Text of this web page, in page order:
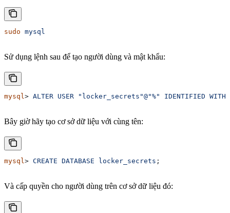
sudo mysql
Sử dụng lệnh sau để tạo người dùng và mật khẩu:
mysql> ALTER USER "locker_secrets"@"%" IDENTIFIED WITH
Bây giờ hãy tạo cơ sở dữ liệu với cùng tên:
mysql> CREATE DATABASE locker_secrets ;
Và cấp quyền cho người dùng trên cơ sở dữ liệu đó: